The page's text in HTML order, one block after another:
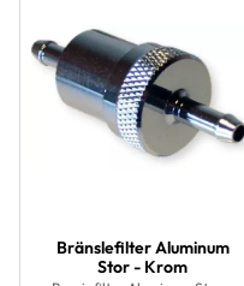
Bränslefilter Aluminum
Stor - Krom